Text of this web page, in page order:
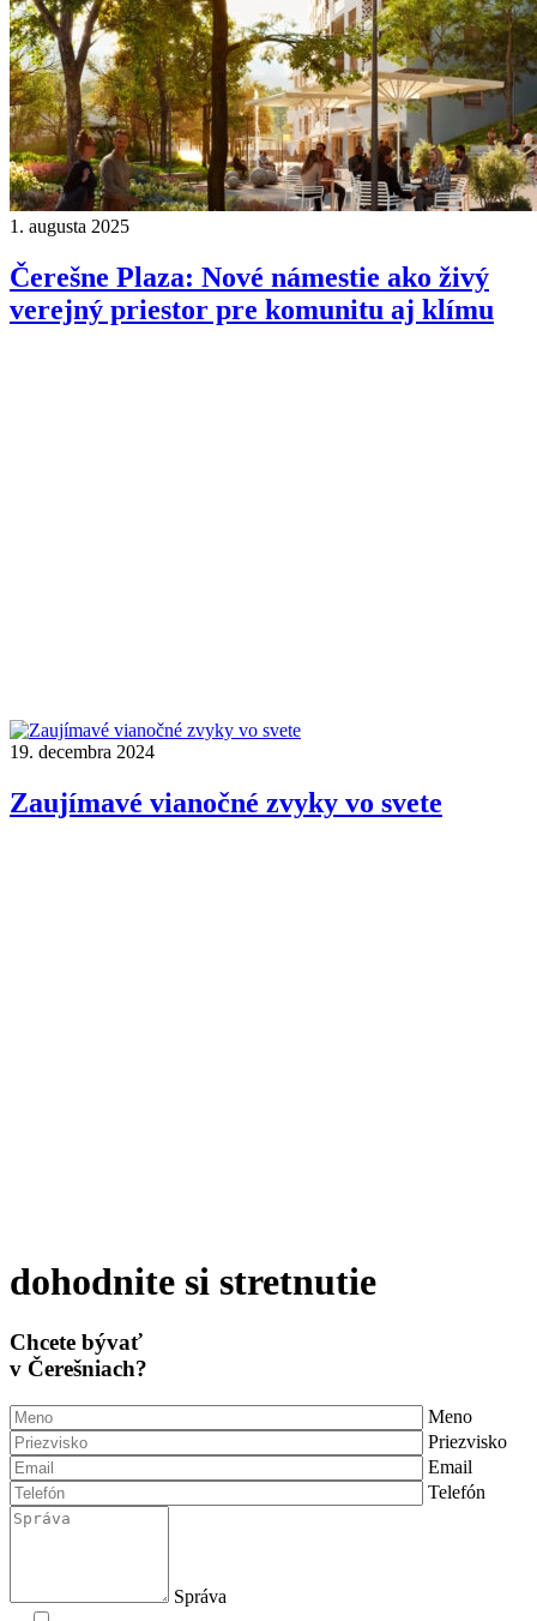
1. augusta 2025
Čerešne Plaza: Nové námestie ako živý
verejný priestor pre komunitu aj klímu
19. decembra 2024
Zaujímavé vianočné zvyky vo svete
dohodnite si stretnutie
Chcete bývať
v Čerešniach?
Meno
Priezvisko
Email
Telefón
Správa